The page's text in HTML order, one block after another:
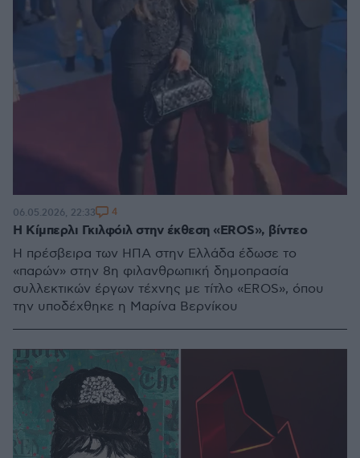
Η Κίμπερλι Γκιλφόιλ στην έκθεση «EROS», βίντεο
Η πρέσβειρα των ΗΠΑ στην Ελλάδα έδωσε το
«παρών» στην 8η φιλανθρωπική δημοπρασία
συλλεκτικών έργων τέχνης με τίτλο «EROS», όπου
την υποδέχθηκε η Μαρίνα Βερνίκου
06.05.2026, 22:33 4